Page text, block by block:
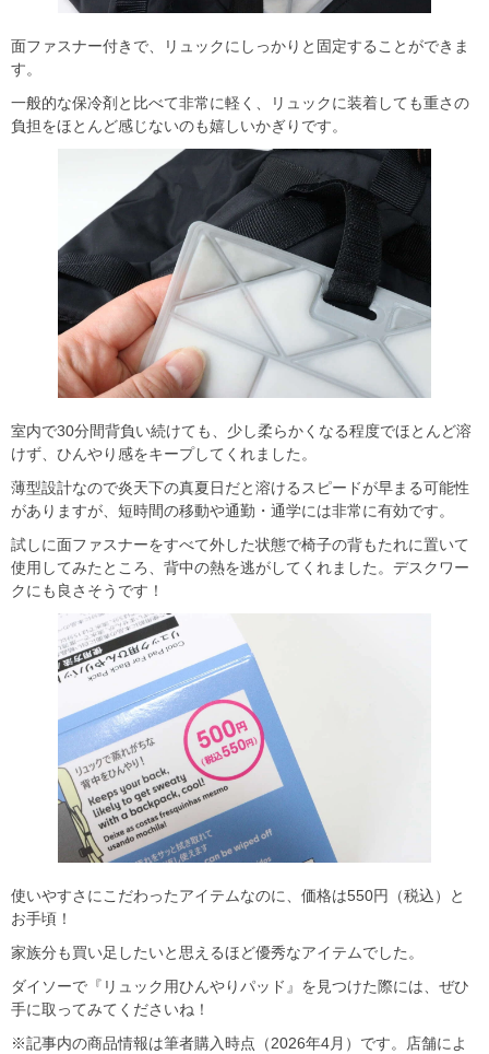
面ファスナー付きで、リュックにしっかりと固定することができま
す。
一般的な保冷剤と比べて非常に軽く、リュックに装着しても重さの
負担をほとんど感じないのも嬉しいかぎりです。
室内で30分間背負い続けても、少し柔らかくなる程度でほとんど溶
けず、ひんやり感をキープしてくれました。
薄型設計なので炎天下の真夏日だと溶けるスピードが早まる可能性
がありますが、短時間の移動や通勤・通学には非常に有効です。
試しに面ファスナーをすべて外した状態で椅子の背もたれに置いて
使用してみたところ、背中の熱を逃がしてくれました。デスクワー
クにも良さそうです！
使いやすさにこだわったアイテムなのに、価格は550円（税込）と
お手頃！
家族分も買い足したいと思えるほど優秀なアイテムでした。
ダイソーで『リュック用ひんやりパッド』を見つけた際には、ぜひ
手に取ってみてくださいね！
※記事内の商品情報は筆者購入時点（2026年4月）です。店舗によ